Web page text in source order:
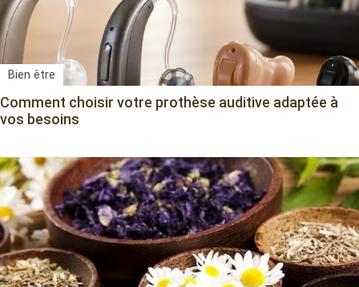
Bien être
Comment choisir votre prothèse auditive adaptée à
vos besoins